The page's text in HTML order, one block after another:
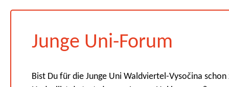
Junge Uni-Forum
Bist Du für die Junge Uni Waldviertel-Vysočina schon